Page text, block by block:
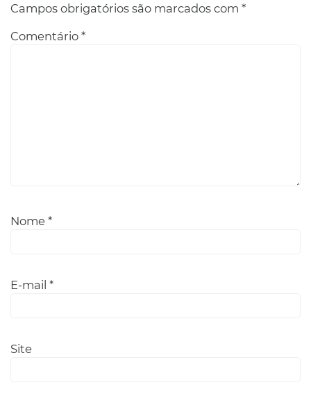
Campos obrigatórios são marcados com *
Comentário *
Nome *
E-mail *
Site